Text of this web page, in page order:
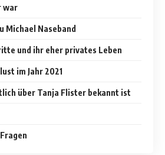
war
Michael Naseband
und ihr eher privates Leben
im Jahr 2021
über Tanja Flister bekannt ist